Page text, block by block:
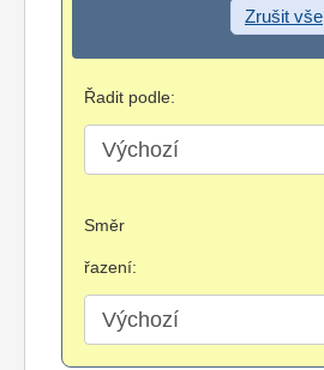
Zrušit vše
Řadit podle:
Směr
řazení: